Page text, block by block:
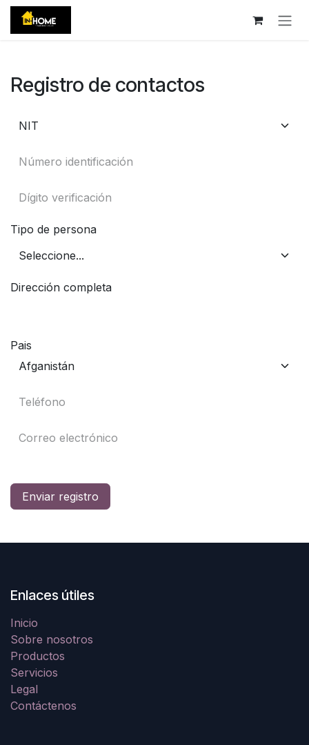
Ir al contenido
Registro de contactos
Tipo de persona
Dirección completa
Pais
Enviar registro
Enlaces útiles
Inicio
Sobre nosotros
Productos
Servicios
Legal
Contáctenos